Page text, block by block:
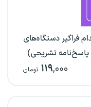
فراگیر دستگاه‌های
۱۱۹,۰۰۰ تومان